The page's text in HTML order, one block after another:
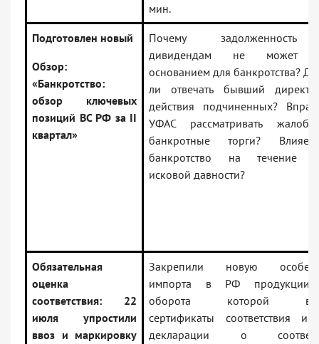
мин.
Подготовлен новый
Обзор:
«Банкротство:
обзор ключевых
позиций ВС РФ за II
квартал»
Почему
дивидендам не может
основанием для банкротства?
ли отвечать бывший
действия подчиненных?
УФАС рассматривать
банкротные торги?
банкротство на течение
исковой давности?
Обязательная
оценка
соответствия: 22
июля упростили
ввоз и маркировку
Закрепили новую
импорта в РФ продукции,
оборота которой
сертификаты соответствия и
декларации о